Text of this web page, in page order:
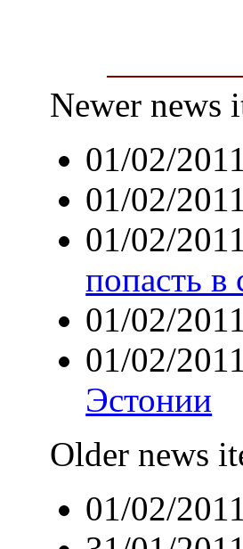
Newer news
01/02/
01/02/
01/02/
попасть в
01/02/
01/02/
Эстонии
Older news
01/02/